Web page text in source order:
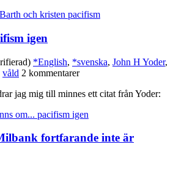
och kristen pacifism
igen
*English, *svenska, John H Yoder,
våld 2 kommentarer
jag mig till minnes ett citat från Yoder:
om... pacifism igen
fortfarande inte är